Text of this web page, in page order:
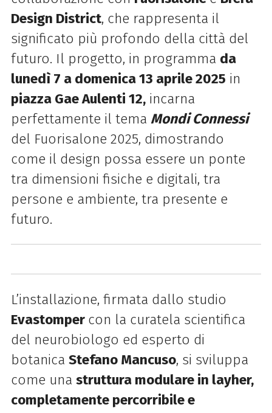
Design District, che rappresenta il
significato più profondo della città del
futuro. Il progetto, in programma da
lunedì 7 a domenica 13 aprile 2025 in
piazza Gae Aulenti 12,incarna
perfettamente il tema Mondi Connessi
del Fuorisalone 2025, dimostrando
come il design possa essere un ponte
tra dimensioni fisiche e digitali, tra
persone e ambiente, tra presente e
futuro.
L’installazione, firmata dallo studio
Evastomper con la curatela scientifica
del neurobiologo ed esperto di
botanica Stefano Mancuso, si sviluppa
come una struttura modulare in layher,
completamente percorribile e